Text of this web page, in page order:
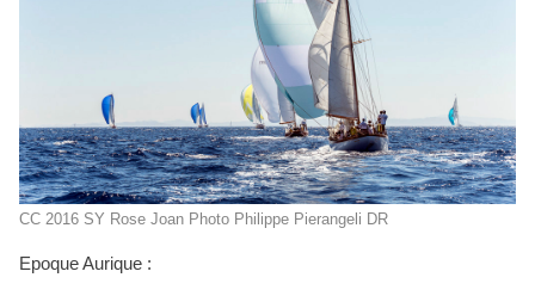
CC 2016 SY Rose Joan Photo Philippe Pierangeli DR
Epoque Aurique :